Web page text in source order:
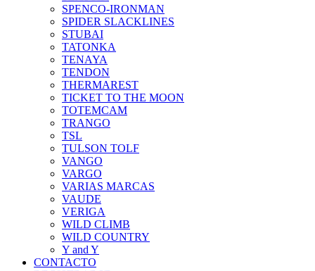
SPENCO-IRONMAN
SPIDER SLACKLINES
STUBAI
TATONKA
TENAYA
TENDON
THERMAREST
TICKET TO THE MOON
TOTEMCAM
TRANGO
TSL
TULSON TOLF
VANGO
VARGO
VARIAS MARCAS
VAUDE
VERIGA
WILD CLIMB
WILD COUNTRY
Y and Y
CONTACTO